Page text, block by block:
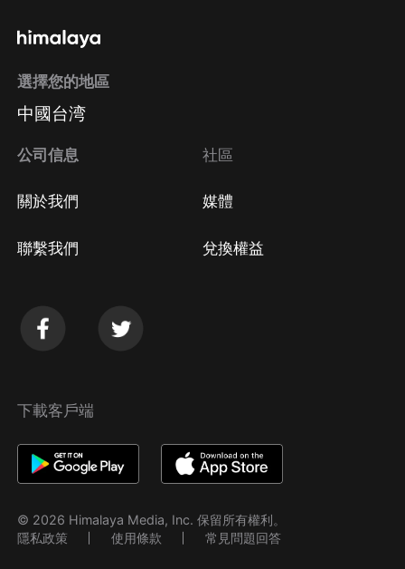
選擇您的地區
中國台湾
公司信息
關於我們
聯繫我們
社區
媒體
兌換權益
下載客戶端
© 2026 Himalaya Media, Inc. 保留所有權利。
隱私政策
使用條款 常見問題回答